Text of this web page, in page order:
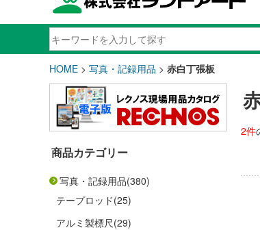
HOME > 写真・記録用品 > 赤白丁張板
商品カテゴリー
写真・記録用品(380)
テープロッド(25)
アルミ製標尺(29)
2件